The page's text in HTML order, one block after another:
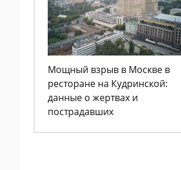
Мощный взрыв в Москве в
ресторане на Кудринской:
данные о жертвах и
пострадавших